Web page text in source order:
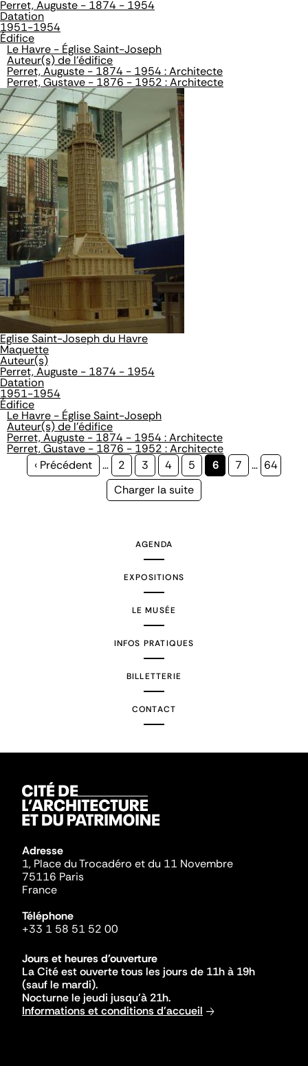
Perret, Auguste - 1874 - 1954
Datation
1951-1954
Édifice
Le Havre - Église Saint-Joseph
Auteur(s) de l'édifice
Perret, Auguste - 1874 - 1954 : Architecte
Perret, Gustave - 1876 - 1952 : Architecte
Eglise Saint-Joseph du Havre
Maquette
Auteur(s)
Perret, Auguste - 1874 - 1954
Datation
1951-1954
Édifice
Le Havre - Église Saint-Joseph
Auteur(s) de l'édifice
Perret, Auguste - 1874 - 1954 : Architecte
Perret, Gustave - 1876 - 1952 : Architecte
Page
‹ Précédent … Page
2 Page
3 Page
4 Page
5
Page
6 Page
7 … Page
64
Page
Charger la suite
AGENDA
EXPOSITIONS
LE MUSÉE
INFOS PRATIQUES
BILLETTERIE
CONTACT
Adresse
1, Place du Trocadéro et du 11 Novembre
75116 Paris
France
Téléphone
+33 1 58 51 52 00
Jours et heures d'ouverture
La Cité est ouverte tous les jours de 11h à 19h
(sauf le mardi).
Nocturne le jeudi jusqu'à 21h.
Informations et conditions d'accueil